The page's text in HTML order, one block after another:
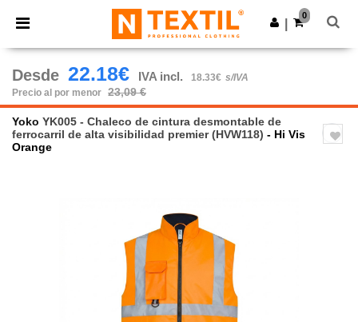
× App de Ntextil
¡Mejores precios en app!
Descargar app
0
Desde 22.18€ IVA incl. 18.33€ s/IVA
Precio al por menor 23,09 €
Yoko YK005 - Chaleco de cintura desmontable de
ferrocarril de alta visibilidad premier (HVW118) - Hi Vis
Orange